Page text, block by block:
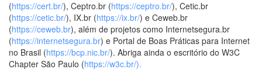
(https://cert.br/), Ceptro.br (https://ceptro.br/), Cetic.br
(https://cetic.br/), IX.br (https://ix.br/) e Ceweb.br
(https://ceweb.br), além de projetos como Internetsegura.br
(https://internetsegura.br) e Portal de Boas Práticas para Internet
no Brasil (https://bcp.nic.br/). Abriga ainda o escritório do W3C
Chapter São Paulo (https://w3c.br/).